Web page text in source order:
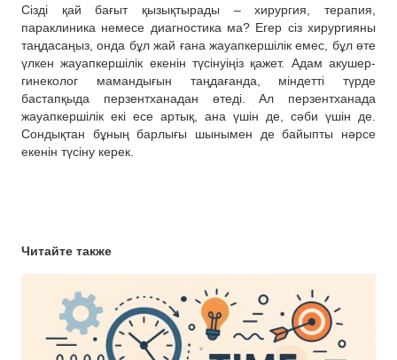
Сізді қай бағыт қызықтырады – хирургия, терапия,
параклиника немесе диагностика ма? Егер сіз хирургияны
таңдасаңыз, онда бұл жай ғана жауапкершілік емес, бұл өте
үлкен жауапкершілік екенін түсінуіңіз қажет. Адам акушер-
гинеколог мамандығын таңдағанда, міндетті түрде
бастапқыда перзентханадан өтеді. Ал перзентханада
жауапкершілік екі есе артық, ана үшін де, сәби үшін де.
Сондықтан бұның барлығы шынымен де байыпты нәрсе
екенін түсіну керек.
Читайте также